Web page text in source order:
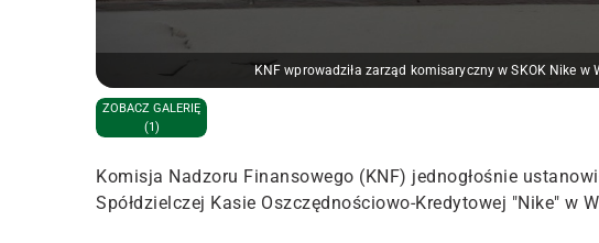
KNF wprowadziła zarząd komisaryczny w SKOK Nike w
ZOBACZ GALERIĘ
(1)
Komisja Nadzoru Finansowego (KNF) jednogłośnie
Spółdzielczej Kasie Oszczędnościowo-Kredytowej "Nike" w